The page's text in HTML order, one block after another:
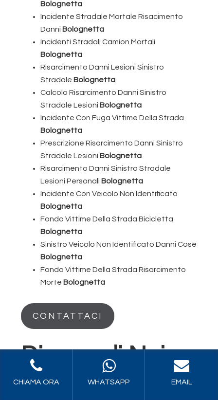
Bolognetta
Incidente Stradale Mortale Risacimento
Danni Bolognetta
Incidenti Stradali Camion Mortali
Bolognetta
Risarcimento Danni Lesioni Sinistro
Stradale Bolognetta
Calcolo Risarcimento Danni Sinistro
Stradale Lesioni Bolognetta
Incidente Con Fuga Vittime Della Strada
Bolognetta
Prescrizione Risarcimento Danni Sinistro
Stradale Lesioni Bolognetta
Risarcimento Danni Sinistro Stradale
Lesioni Personali Bolognetta
Incidente Con Veicolo Non Identificato
Bolognetta
Fondo Vittime Della Strada Bicicletta
Bolognetta
Sinistro Veicolo Non Identificato Danni Cose
Bolognetta
Fondo Vittime Della Strada Risarcimento
Morte Bolognetta
CONTATTACI
Dicono di Noi
CHIAMA ORA WHATSAPP EMAIL